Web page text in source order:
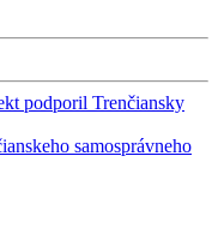
samosprávneho